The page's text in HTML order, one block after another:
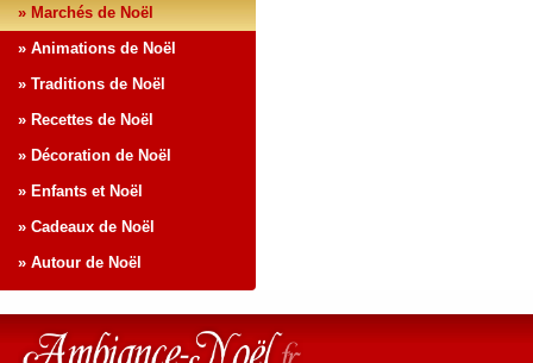
» Marchés de Noël
» Animations de Noël
» Traditions de Noël
» Recettes de Noël
» Décoration de Noël
» Enfants et Noël
» Cadeaux de Noël
» Autour de Noël